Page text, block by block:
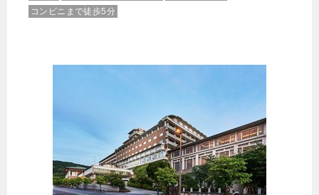
コンビニまで徒歩5分